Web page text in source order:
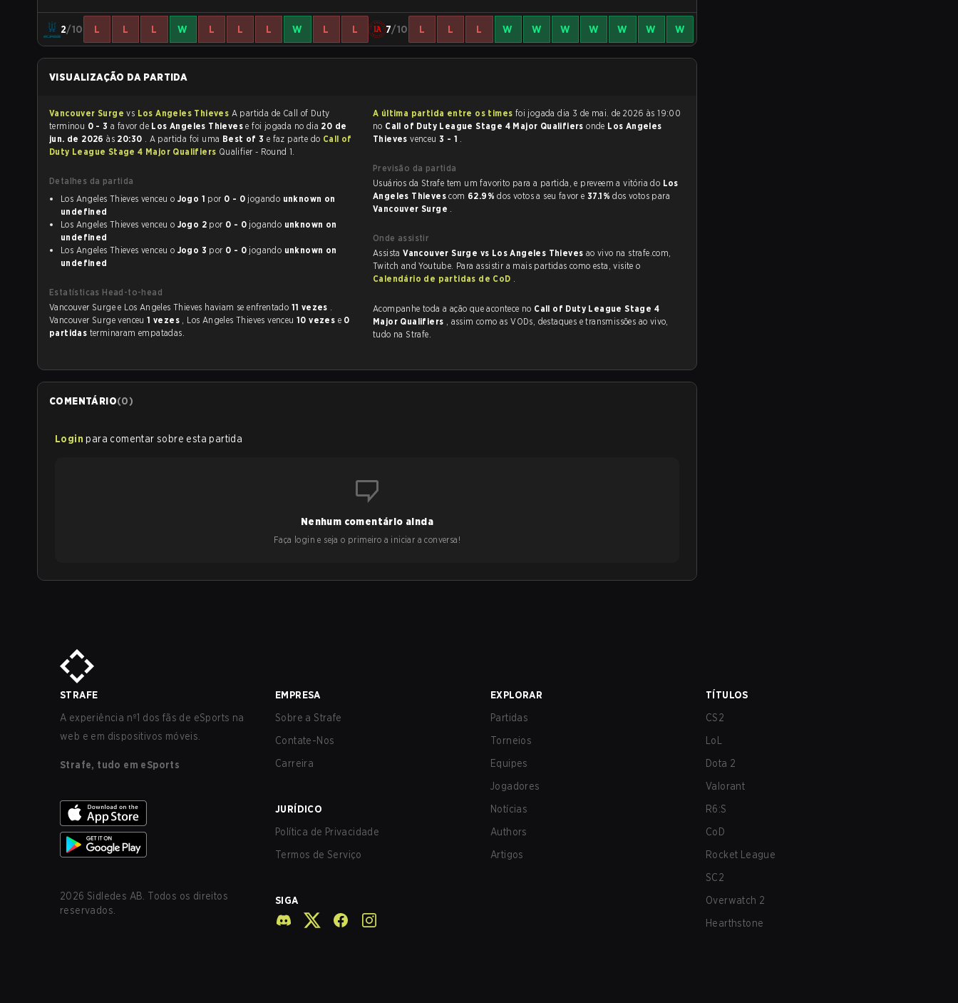
2/10 L L L W L L L W L L 7/10 L L L W W W W W W W
VISUALIZAÇÃO DA PARTIDA
Vancouver Surgevs Los Angeles Thieves A partida de Call of Duty
terminou 0 - 3 a favor de Los Angeles Thieves e foi jogada no dia 20 de
jun. de 2026às 20:30 . A partida foi uma Best of 3 e faz parte do Call of
Duty League Stage 4 Major Qualifiers Qualifier - Round 1.
Detalhes da partida
Los Angeles Thieves venceu o Jogo 1 por 0 - 0 jogando unknown on
undefined
Los Angeles Thieves venceu o Jogo 2 por 0 - 0 jogando unknown on
undefined
Los Angeles Thieves venceu o Jogo 3 por 0 - 0 jogando unknown on
undefined
Estatísticas Head-to-head
Vancouver Surge e Los Angeles Thieves haviam se enfrentado 11 vezes .
Vancouver Surge venceu1 vezes , Los Angeles Thieves venceu 10 vezes e 0
partidas terminaram empatadas.
A última partida entre os times
no Call of Duty League Stage 4 Major Qualifiersonde Los Angeles
Thievesvenceu 3 - 1 .
Previsão da partida
Usuários da Strafe tem um favorito para a partida, e preveem a vitória do Los
Angeles Thievescom 62.9%dos votos a seu favor e 37.1%dos votos para
Vancouver Surge .
Onde assistir
AssistaVancouver Surge vs Los Angeles Thieves ao vivo na strafe.com,
Twitch and Youtube. Para assistir a mais partidas como esta, visite o
Calendário de partidas de CoD .
Acompanhe toda a ação que acontece no Call of Duty League Stage 4
Major Qualifiers , assim como as VODs, destaques e transmissões ao vivo,
tudo na Strafe.
COMENTÁRIO(0)
Login para comentar sobre esta partida
Nenhum comentário ainda
Faça login e seja o primeiro a iniciar a conversa!
STRAFE
A experiência nº1 dos fãs de eSports na
web e em dispositivos móveis.
Strafe, tudo em eSports
2026 Sidledes AB. Todos os direitos
reservados.
EMPRESA
Sobre a Strafe
Contate-Nos
Carreira
JURÍDICO
Política de Privacidade
Termos de Serviço
SIGA
EXPLORAR
Partidas
Torneios
Equipes
Jogadores
Notícias
Authors
Artigos
TÍTULOS
CS2
LoL
Dota 2
Valorant
R6:S
CoD
Rocket League
SC2
Overwatch 2
Hearthstone